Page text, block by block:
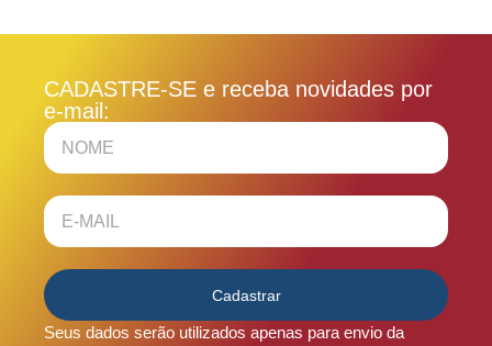
CADASTRE-SE e receba novidades por
e-mail:
Cadastrar
Seus dados serão utilizados apenas para envio da